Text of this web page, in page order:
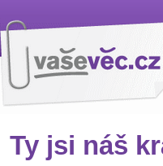
Ty jsi náš